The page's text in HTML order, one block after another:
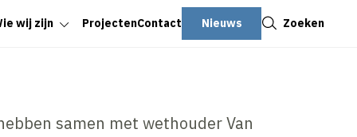
wij zijn ProjectenContact Nieuws Zoeken
samen met wethouder Van
Sluiten